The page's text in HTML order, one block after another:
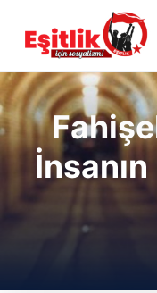
Skip to main content